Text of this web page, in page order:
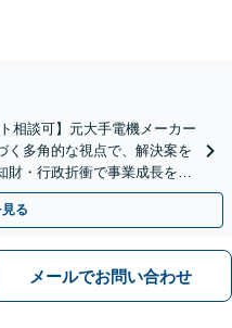
相談可】元大手電機メーカー
く多角的な視点で、解決案を
財・行政折衝で事業成長を牽
る
メールでお問い合わせ